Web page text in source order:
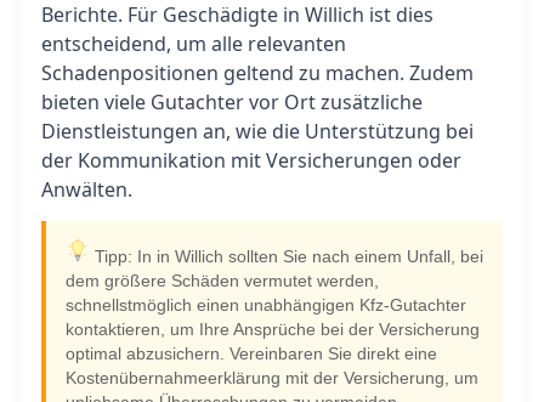
Berichte. Für Geschädigte in Willich ist dies
entscheidend, um alle relevanten
Schadenpositionen geltend zu machen. Zudem
bieten viele Gutachter vor Ort zusätzliche
Dienstleistungen an, wie die Unterstützung bei
der Kommunikation mit Versicherungen oder
Anwälten.
Tipp: In in Willich sollten Sie nach einem Unfall, bei
dem größere Schäden vermutet werden,
schnellstmöglich einen unabhängigen Kfz-Gutachter
kontaktieren, um Ihre Ansprüche bei der Versicherung
optimal abzusichern. Vereinbaren Sie direkt eine
Kostenübernahmeerklärung mit der Versicherung, um